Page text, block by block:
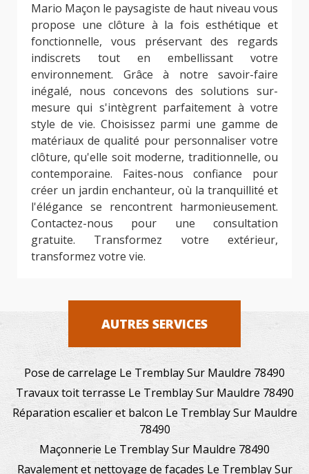
Mario Maçon le paysagiste de haut niveau vous
propose une clôture à la fois esthétique et
fonctionnelle, vous préservant des regards
indiscrets tout en embellissant votre
environnement. Grâce à notre savoir-faire
inégalé, nous concevons des solutions sur-
mesure qui s'intègrent parfaitement à votre
style de vie. Choisissez parmi une gamme de
matériaux de qualité pour personnaliser votre
clôture, qu'elle soit moderne, traditionnelle, ou
contemporaine. Faites-nous confiance pour
créer un jardin enchanteur, où la tranquillité et
l'élégance se rencontrent harmonieusement.
Contactez-nous pour une consultation
gratuite. Transformez votre extérieur,
transformez votre vie.
AUTRES SERVICES
Pose de carrelage Le Tremblay Sur Mauldre 78490
Travaux toit terrasse Le Tremblay Sur Mauldre 78490
Réparation escalier et balcon Le Tremblay Sur Mauldre
78490
Maçonnerie Le Tremblay Sur Mauldre 78490
Ravalement et nettoyage de façades Le Tremblay Sur